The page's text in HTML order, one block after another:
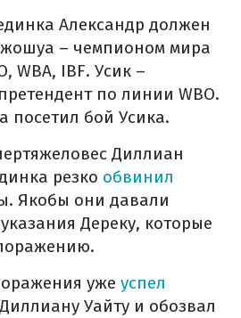
Александр должен
– чемпионом мира
WBA, IBF. Усик –
по линии WBO.
посетил бой Усика.
Диллиан
резко обвинил
Якобы они давали
Дереку, которые
уже успел
Уайту и обозвал